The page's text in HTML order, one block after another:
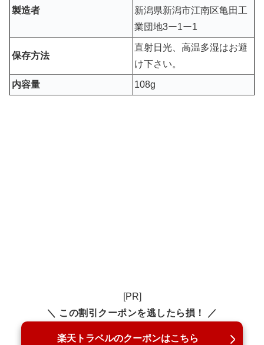
製造者
新潟県新潟市江南区亀田工
業団地3ー1ー1
保存方法
直射日光、高温多湿はお避
け下さい。
内容量 108g
[PR]
＼ この割引クーポンを逃したら損！ ／
楽天トラベルのクーポンはこちら